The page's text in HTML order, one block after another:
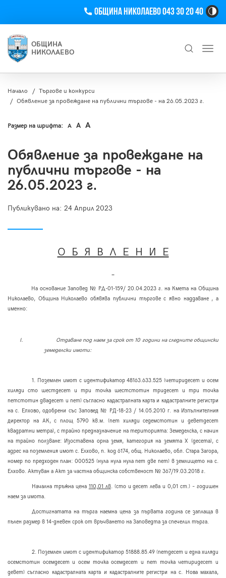
Телефон
Община Николаево 043 30 20 40
ОБЩИНА
НИКОЛАЕВО
Начало
Търгове и конкурси
Обявление за провеждане на публични търгове - на 26.05.2023 г.
Размер на шрифта: A A A
Обявление за провеждане на
публични търгове - на
26.05.2023 г.
Публикувано на: 24 Април 2023
О Б Я В Л Е Н И Е
На основание Заповед № РД-01-159/ 20.04.2023 г. на Кмета на Община
Николаево, Община Николаево обявява публични търгове с явно наддаване , а
именно:
I.
Отдаване под наем за срок от 10 години на следните общински
земеделски имоти:
1. Поземлен имот с идентификатор 48163.633.525(четиридесет и осем
хиляди сто шестдесет и три точка шестстотин тридесет и три точка
петстотин двадесет и пет)съгласно кадастралната карта и кадастралните регистри
на с. Елхово, одобрени със Заповед № РД-18-23 / 14.05.2010 г. на Изпълнителния
директор на АК, с площ 5790 кв.м. (пет хиляди седемстотин и деветдесет
квадратни метра), с трайно предназначение на територията: Земеделска, с начин
на трайно ползване: Изоставена орна земя, категория на земята Х (десета), с
адрес на поземления имот с. Елхово, п. код 6174, общ. Николаево, обл. Стара Загора,
номер по предходен план: 000525 (нула нула нула пет две пет) в землището на с.
Елхово. Актуван а Акт за частна общинска собственост № 367/19.03.2018 г.
Начална тръжна цена 110,01 лв. (сто и десет лева и 0,01 ст.) – годишен
наем за имота.
Достигнатата на търга наемна цена за първата година се заплаща в
пълен размер в 14-дневен срок от връчването на Заповедта за спечелил търга.
2. Поземлен имот с идентификатор 51888.85.49 (петдесет и една хиляди
осемстотин осемдесет и осем точка осемдесет и пет точка четиридесет и
девет)съгласно кадастралната карта и кадастралните регистри на с. Нова махала,